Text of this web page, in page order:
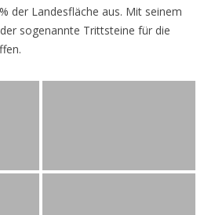
der Landesfläche aus. Mit seinem
sogenannte Trittsteine für die